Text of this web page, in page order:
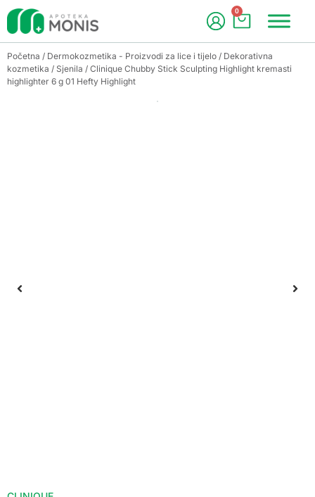
0
Početna / Dermokozmetika - Proizvodi za lice i tijelo / Dekorativna
kozmetika / Sjenila / Clinique Chubby Stick Sculpting Highlight kremasti
highlighter 6 g 01 Hefty Highlight